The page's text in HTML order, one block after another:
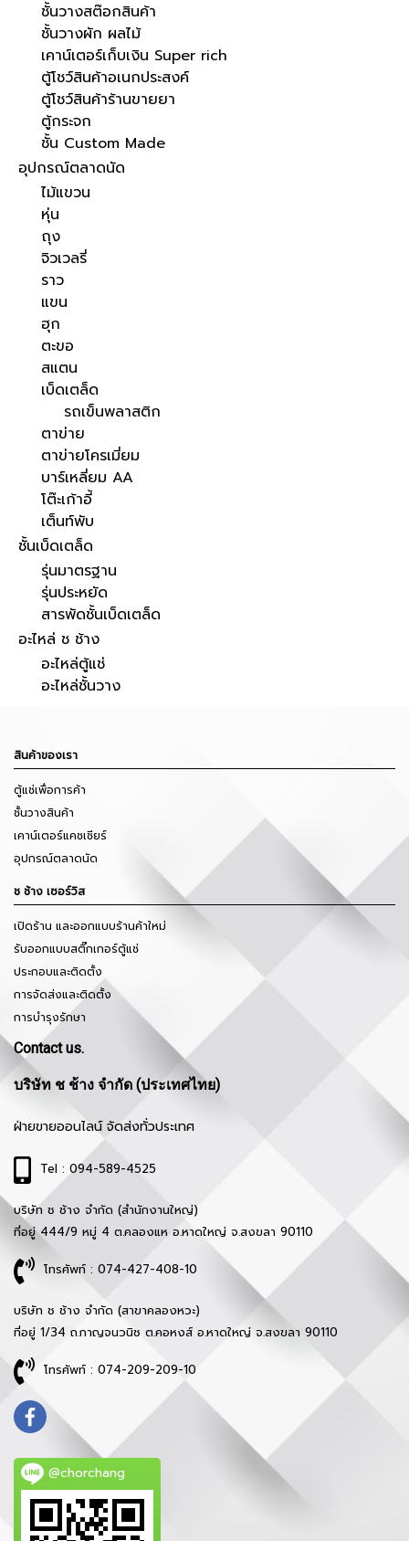
ชั้นวางสต๊อกสินค้า
ชั้นวางผัก ผลไม้
เคาน์เตอร์เก็บเงิน Super rich
ตู้โชว์สินค้าอเนกประสงค์
ตู้โชว์สินค้าร้านขายยา
ตู้กระจก
ชั้น Custom Made
อุปกรณ์ตลาดนัด
ไม้แขวน
หุ่น
ถุง
จิวเวลรี่
ราว
แขน
ฮุก
ตะขอ
สแตน
เบ็ดเตล็ด
รถเข็นพลาสติก
ตาข่าย
ตาข่ายโครเมี่ยม
บาร์เหลี่ยม AA
โต๊ะเก้าอี้
เต็นท์พับ
ชั้นเบ็ดเตล็ด
รุ่นมาตรฐาน
รุ่นประหยัด
สารพัดชั้นเบ็ดเตล็ด
อะไหล่ ช ช้าง
อะไหล่ตู้แช่
อะไหล่ชั้นวาง
สินค้าของเรา
ตู้แช่เพื่อการค้า
ชั้นวางสินค้า
เคาน์เตอร์แคชเชียร์
อุปกรณ์ตลาดนัด
ช ช้าง เซอร์วิส
เปิดร้าน และออกแบบร้านค้าใหม่
รับออกแบบสติ๊กเกอร์ตู้แช่
ประกอบและติดตั้ง
การจัดส่งและติดตั้ง
การบำรุงรักษา
Contact us.
บริษัท ช ช้าง จำกัด (ประเทศไทย)
ฝ่ายขายออนไลน์ จัดส่งทั่วประเทศ
Tel : 094-589-4525
บริษัท ช ช้าง จำกัด (สำนักงานใหญ่)
ที่อยู่ 444/9 หมู่ 4 ต.คลองแห อ.หาดใหญ่ จ.สงขลา 90110
โทรศัพท์ : 074-427-408-10
บริษัท ช ช้าง จำกัด (สาขาคลองหวะ)
ที่อยู่ 1/34 ถ.กาญจนวนิช ต.คอหงส์ อ.หาดใหญ่ จ.สงขลา 90110
โทรศัพท์ : 074-209-209-10
@chorchang